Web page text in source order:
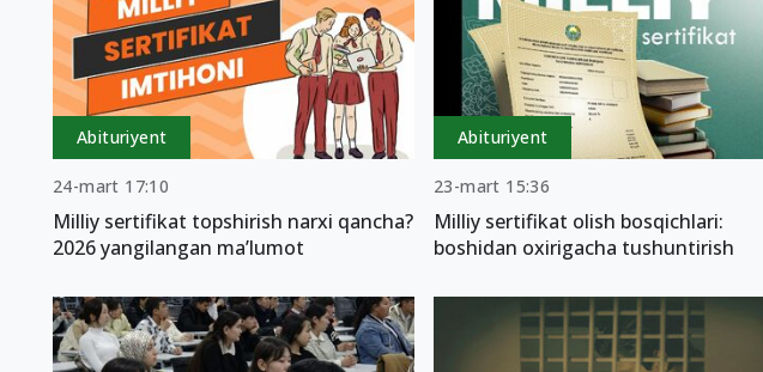
Abituriyent
24-mart 17:10
Milliy sertifikat topshirish narxi qancha?
2026 yangilangan ma’lumot
Abituriyent
23-mart 15:36
Milliy sertifikat olish bosqichlari:
boshidan oxirigacha tushuntirish